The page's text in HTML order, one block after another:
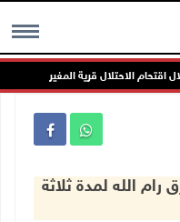
MENUالاحتلال قرية المغير
رام الله لمدة ثلاثة